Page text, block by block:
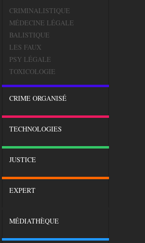
CRIMINALISTIQUE
MÉDECINE LÉGALE
BALISTIQUE
LES FAUX
PSY LÉGALE
TOXICOLOGIE
CRIME ORGANISÉ
TECHNOLOGIES
JUSTICE
EXPERT
MÉDIATHÈQUE